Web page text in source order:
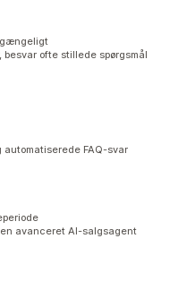
ofte stillede spørgsmål
FAQ-svar
avanceret AI-salgsagent